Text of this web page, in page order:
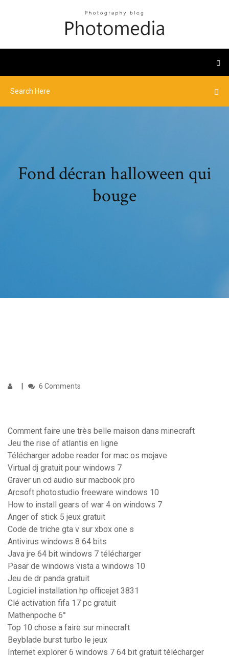
Fond décran halloween qui
bouge
6 Comments
Comment faire une très belle maison dans minecraft
Jeu the rise of atlantis en ligne
Télécharger adobe reader for mac os mojave
Virtual dj gratuit pour windows 7
Graver un cd audio sur macbook pro
Arcsoft photostudio freeware windows 10
How to install gears of war 4 on windows 7
Anger of stick 5 jeux gratuit
Code de triche gta v sur xbox one s
Antivirus windows 8 64 bits
Java jre 64 bit windows 7 télécharger
Pasar de windows vista a windows 10
Jeu de dr panda gratuit
Logiciel installation hp officejet 3831
Clé activation fifa 17 pc gratuit
Mathenpoche 6°
Top 10 chose a faire sur minecraft
Beyblade burst turbo le jeux
Internet explorer 6 windows 7 64 bit gratuit télécharger